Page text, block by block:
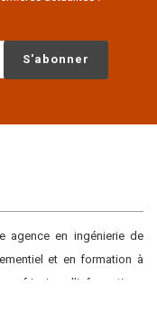
agence en ingénierie de
et en formation à
d’informations